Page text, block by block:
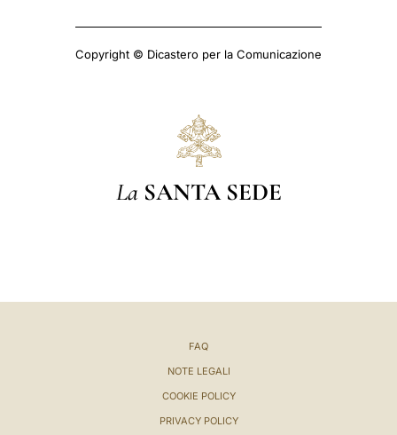
Copyright © Dicastero per la Comunicazione
La SANTA SEDE
FAQ
NOTE LEGALI
COOKIE POLICY
PRIVACY POLICY